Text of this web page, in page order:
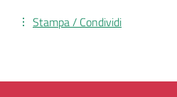
Stampa / Condividi